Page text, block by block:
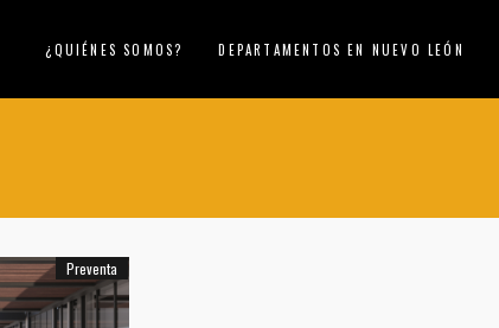
¿QUIÉNES SOMOS? DEPARTAMENTOS EN NUEVO LEÓN
Preventa